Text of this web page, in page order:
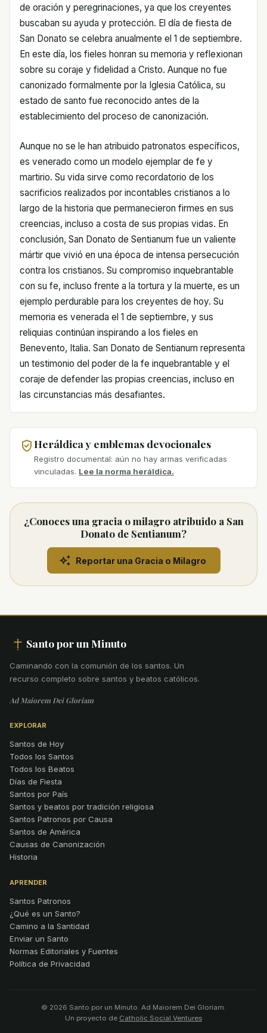
de oración y peregrinaciones, ya que los creyentes
buscaban su ayuda y protección. El día de fiesta de
San Donato se celebra anualmente el 1 de septiembre.
En este día, los fieles honran su memoria y reflexionan
sobre su coraje y fidelidad a Cristo. Aunque no fue
canonizado formalmente por la Iglesia Católica, su
estado de santo fue reconocido antes de la
establecimiento del proceso de canonización.
Aunque no se le han atribuido patronatos específicos,
es venerado como un modelo ejemplar de fe y
martirio. Su vida sirve como recordatorio de los
sacrificios realizados por incontables cristianos a lo
largo de la historia que permanecieron firmes en sus
creencias, incluso a costa de sus propias vidas. En
conclusión, San Donato de Sentianum fue un valiente
mártir que vivió en una época de intensa persecución
contra los cristianos. Su compromiso inquebrantable
con su fe, incluso frente a la tortura y la muerte, es un
ejemplo perdurable para los creyentes de hoy. Su
memoria es venerada el 1 de septiembre, y sus
reliquias continúan inspirando a los fieles en
Benevento, Italia. San Donato de Sentianum representa
un testimonio del poder de la fe inquebrantable y el
coraje de defender las propias creencias, incluso en
las circunstancias más desafiantes.
Heráldica y emblemas devocionales
Registro documental: aún no hay armas verificadas
vinculadas. Lee la norma heráldica.
¿Conoces una gracia o milagro atribuido a San
Donato de Sentianum?
Reportar una Gracia o Milagro
Santo por un Minuto
Caminando con la comunión de los santos. Un
recurso completo sobre santos y beatos católicos.
Ad Maiorem Dei Gloriam
EXPLORAR
Santos de Hoy
Todos los Santos
Todos los Beatos
Días de Fiesta
Santos por País
Santos y beatos por tradición religiosa
Santos Patronos por Causa
Santos de América
Causas de Canonización
Historia
APRENDER
Santos Patronos
¿Qué es un Santo?
Camino a la Santidad
Enviar un Santo
Normas Editoriales y Fuentes
Política de Privacidad
© 2026 Santo por un Minuto. Ad Maiorem Dei Gloriam.
Un proyecto de Catholic Social Ventures